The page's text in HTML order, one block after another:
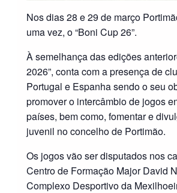
Nos dias 28 e 29 de março
uma vez, o “Boni Cup 26”.
À semelhança das edições
2026”, conta com a presença de
Portugal e Espanha sendo o seu
promover o intercâmbio de jogos
países, bem como, fomentar e
juvenil no concelho de Portimão.
Os jogos vão ser disputados nos
Centro de Formação Major David
Complexo Desportivo da